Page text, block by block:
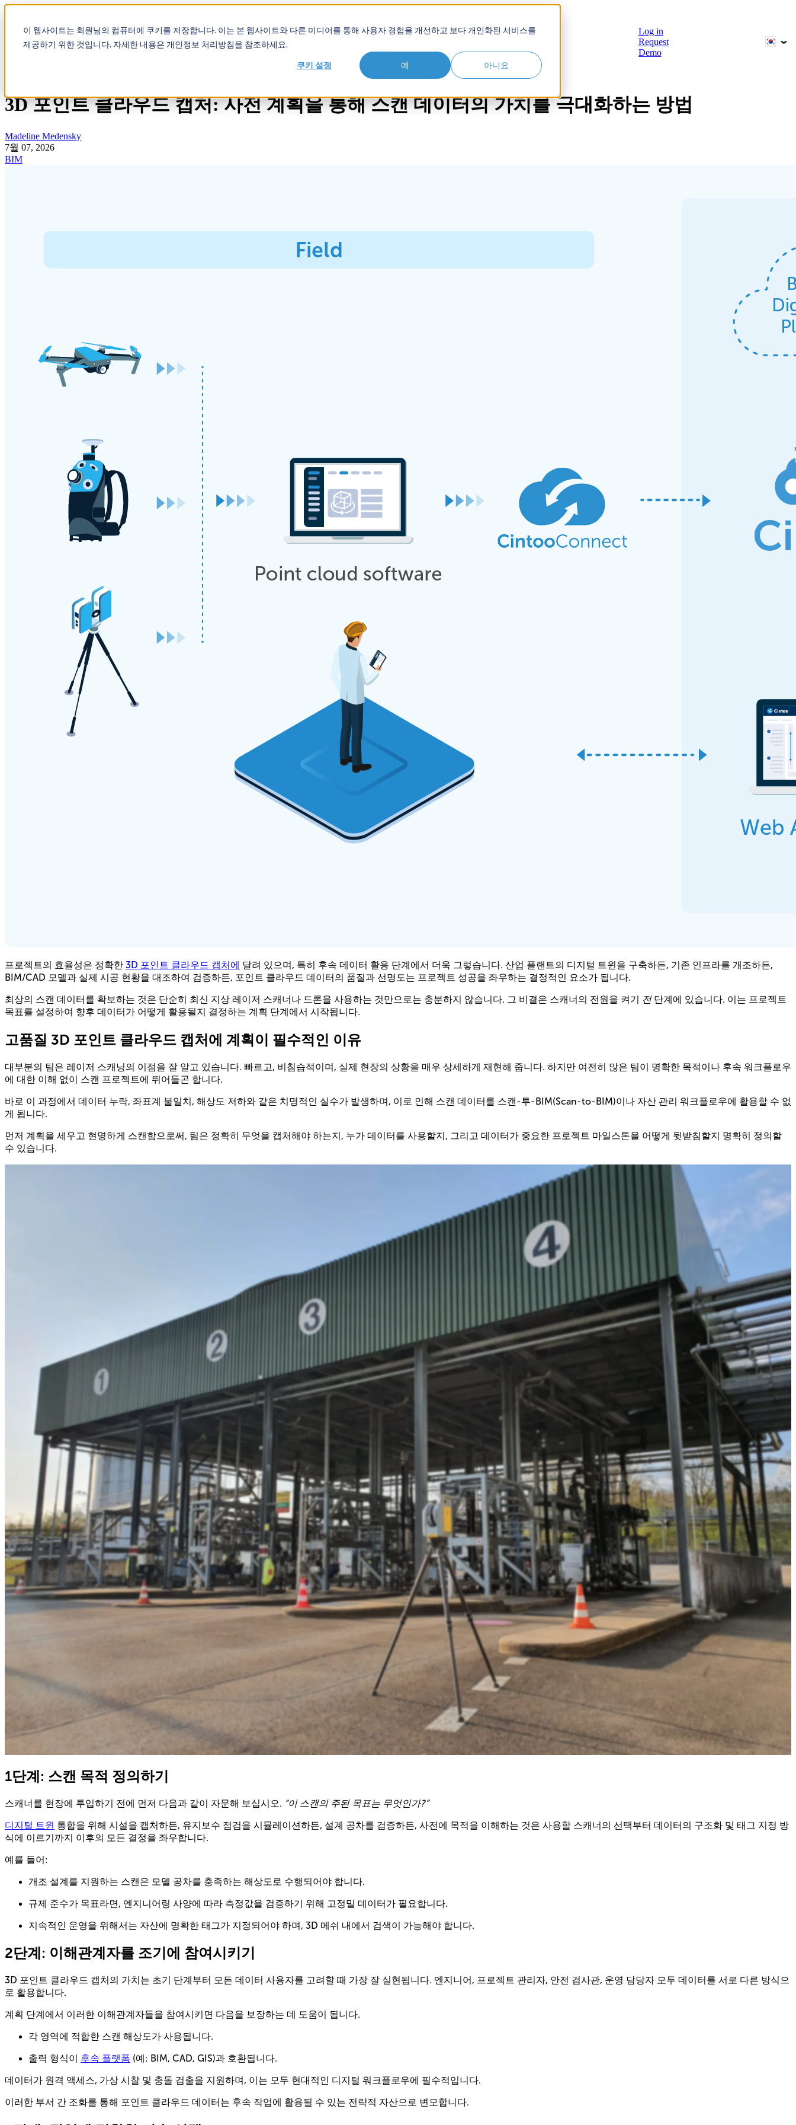
이 웹사이트는 회원님의 컴퓨터에 쿠키를 저장합니다. 이는 본 웹사이트와 다른 미디어를 통해 사용자 경험을 개선하고 보다 개인화된 서비스를
제공하기 위한 것입니다. 자세한 내용은 개인정보 처리방침을 참조하세요.
쿠키 설정 예 아니요
Show submenu for 제품 제품 솔루션 고객 Show submenu for 학습 허브 학습 허브
Log in
Request
Demo
3D 포인트 클라우드 캡처: 사전 계획을 통해 스캔 데이터의 가치를 극대화하는 방법
Madeline Medensky
7월 07, 2026
BIM
프로젝트의 효율성은 정확한 3D 포인트 클라우드 캡처에 달려 있으며, 특히 후속 데이터 활용 단계에서 더욱 그렇습니다. 산업 플랜트의 디지털 트윈을 구축하든, 기존 인프라를 개조하든,
BIM/CAD 모델과 실제 시공 현황을 대조하여 검증하든, 포인트 클라우드 데이터의 품질과 선명도는 프로젝트 성공을 좌우하는 결정적인 요소가 됩니다.
최상의 스캔 데이터를 확보하는 것은 단순히 최신 지상 레이저 스캐너나 드론을 사용하는 것만으로는 충분하지 않습니다. 그 비결은 스캐너의 전원을 켜기 전단계에 있습니다. 이는 프로젝트
목표를 설정하여 향후 데이터가 어떻게 활용될지 결정하는 계획 단계에서 시작됩니다.
고품질 3D 포인트 클라우드 캡처에 계획이 필수적인 이유
대부분의 팀은 레이저 스캐닝의 이점을 잘 알고 있습니다. 빠르고, 비침습적이며, 실제 현장의 상황을 매우 상세하게 재현해 줍니다. 하지만 여전히 많은 팀이 명확한 목적이나 후속 워크플로우
에 대한 이해 없이 스캔 프로젝트에 뛰어들곤 합니다.
바로 이 과정에서 데이터 누락, 좌표계 불일치, 해상도 저하와 같은 치명적인 실수가 발생하며, 이로 인해 스캔 데이터를 스캔-투-BIM(Scan-to-BIM)이나 자산 관리 워크플로우에 활용할 수 없
게 됩니다.
먼저 계획을 세우고 현명하게 스캔함으로써, 팀은 정확히 무엇을 캡처해야 하는지, 누가 데이터를 사용할지, 그리고 데이터가 중요한 프로젝트 마일스톤을 어떻게 뒷받침할지 명확히 정의할
수 있습니다.
1단계: 스캔 목적 정의하기
스캐너를 현장에 투입하기 전에 먼저 다음과 같이 자문해 보십시오. “이 스캔의 주된 목표는 무엇인가?”
디지털 트윈 통합을 위해 시설을 캡처하든, 유지보수 점검을 시뮬레이션하든, 설계 공차를 검증하든, 사전에 목적을 이해하는 것은 사용할 스캐너의 선택부터 데이터의 구조화 및 태그 지정 방
식에 이르기까지 이후의 모든 결정을 좌우합니다.
예를 들어:
개조 설계를 지원하는 스캔은 모델 공차를 충족하는 해상도로 수행되어야 합니다.
규제 준수가 목표라면, 엔지니어링 사양에 따라 측정값을 검증하기 위해 고정밀 데이터가 필요합니다.
지속적인 운영을 위해서는 자산에 명확한 태그가 지정되어야 하며, 3D 메쉬 내에서 검색이 가능해야 합니다.
2단계: 이해관계자를 조기에 참여시키기
3D 포인트 클라우드 캡처의 가치는 초기 단계부터 모든 데이터 사용자를 고려할 때 가장 잘 실현됩니다. 엔지니어, 프로젝트 관리자, 안전 검사관, 운영 담당자 모두 데이터를 서로 다른 방식으
로 활용합니다.
계획 단계에서 이러한 이해관계자들을 참여시키면 다음을 보장하는 데 도움이 됩니다.
각 영역에 적합한 스캔 해상도가 사용됩니다.
출력 형식이 후속 플랫폼 (예: BIM, CAD, GIS)과 호환됩니다.
데이터가 원격 액세스, 가상 시찰 및 충돌 검출을 지원하며, 이는 모두 현대적인 디지털 워크플로우에 필수적입니다.
이러한 부서 간 조화를 통해 포인트 클라우드 데이터는 후속 작업에 활용될 수 있는 전략적 자산으로 변모합니다.